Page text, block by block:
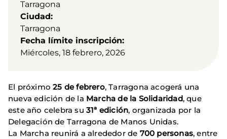
Tarragona
Ciudad
Tarragona
Fecha límite inscripción
Miércoles, 18 febrero, 2026
El próximo25 de febrero, Tarragona acogerá una
nueva edición de la Marcha de la Solidaridad, que
este año celebra su 31ª edición, organizada por la
Delegación de Tarragona de Manos Unidas.
La Marcha reunirá a alrededor de 700 personas, entre